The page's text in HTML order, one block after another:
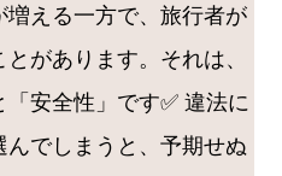
増える一方で、旅行者が
があります。それは、
安全性」です✅ 違法に
でしまうと、予期せぬ